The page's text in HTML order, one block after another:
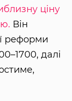
ціну
Він
реформи
далі